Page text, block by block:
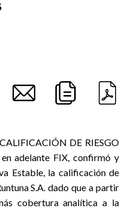
DE RIESGO
adelante FIX, confirmó y
Estable, la calificación de
S.A. dado que a partir
cobertura analítica a la